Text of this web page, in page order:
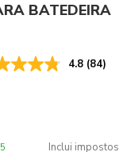
BATEDEIRA
4.8 (84)
Inclui impostos